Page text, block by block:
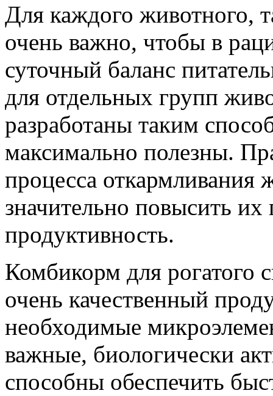
Для каждого животного,
очень важно, чтобы в
суточный баланс
для отдельных групп
разработаны таким
максимально полезны.
процесса откармливания
значительно повысить их
продуктивность.
Комбикорм для рогатого
очень качественный
необходимые
важные, биологически
способны обеспечить